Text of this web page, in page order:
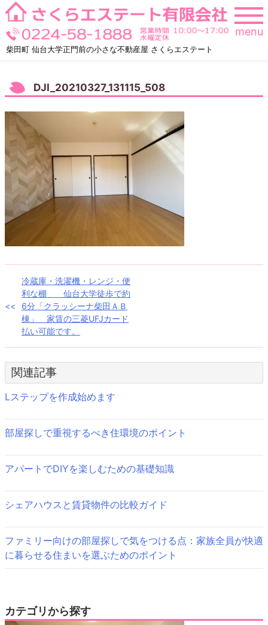
Skip
to
content
柴田町 仙台大学正門前の小さな不動産屋 さくらエステート
menu
DJI_20210327_131115_508
稿
ビ
ゲ
ー
ョ
ン
冷蔵庫・洗濯機・レンジ・便
利な棚 仙台大学徒歩で約
6分「クラッシーナ柴田ＡＢ
棟」 家賃の三菱UFJカード
払い可能です。
関連記事
Lステップを作成始めます
部屋探しで重視するべき住環境のポイント
アパートでDIYを楽しむための基礎知識
シェアハウスと賃貸物件の比較ガイド
ファミリー向けの部屋探しで気をつける点：家族全員が快適
に暮らせる住まいを選ぶためのポイント
カテゴリから探す